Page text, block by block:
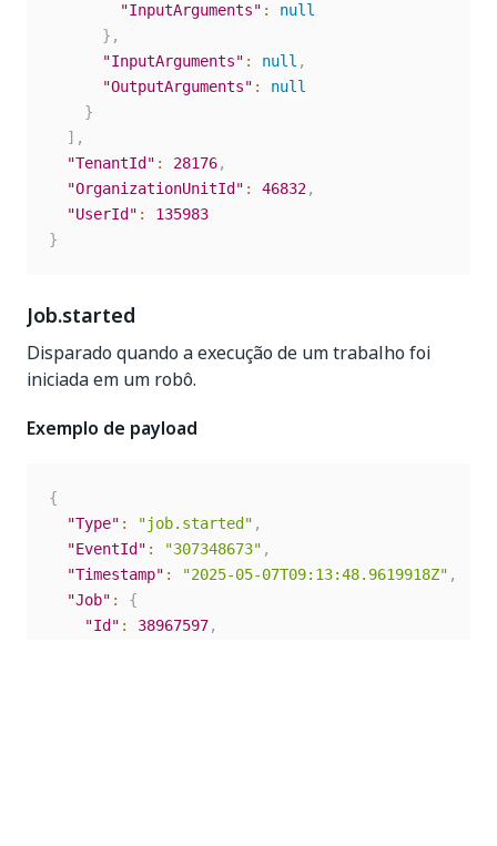
"InputArguments" :
null
} ,
"InputArguments" : null ,
"OutputArguments" :
null
}
] ,
"TenantId" : 28176,
"OrganizationUnitId" : 46832,
"UserId" :
135983
}
Job.started
Disparado quando a execução de um trabalho foi
iniciada em um robô.
Exemplo de payload
{
"Type" : "job.started" ,
"EventId" : "307348673" ,
"Timestamp" : "2025-05-07T09:13:48.9619918Z" ,
"Job" :
{
"Id" : 38967597,